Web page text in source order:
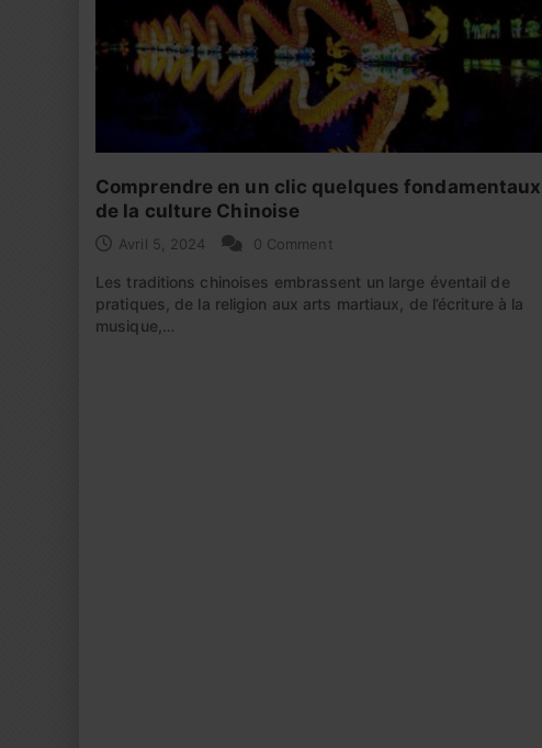
Comprendre en un clic quelques fondamentaux
de la culture Chinoise
Avril 5, 2024 0 Comment
Les traditions chinoises embrassent un large éventail de
pratiques, de la religion aux arts martiaux, de l’écriture à la
musique,…